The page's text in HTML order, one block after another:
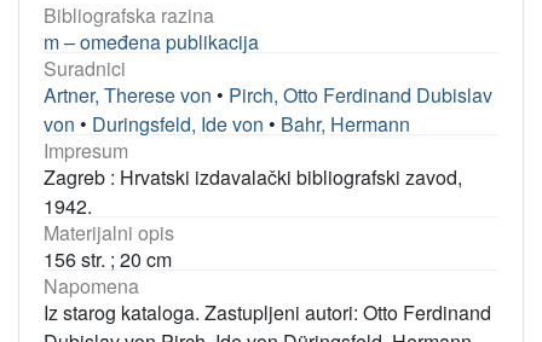
Bibliografska razina
m – omeđena publikacija
Suradnici
Artner, Therese von • Pirch, Otto Ferdinand Dubislav
von • Duringsfeld, Ide von • Bahr, Hermann
Impresum
Zagreb : Hrvatski izdavalački bibliografski zavod,
1942.
Materijalni opis
156 str. ; 20 cm
Napomena
Iz starog kataloga. Zastupljeni autori: Otto Ferdinand